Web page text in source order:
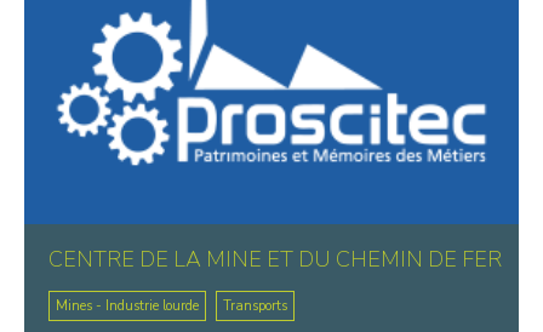
CENTRE DE LA MINE ET DU CHEMIN DE FER
Mines - Industrie lourde Transports